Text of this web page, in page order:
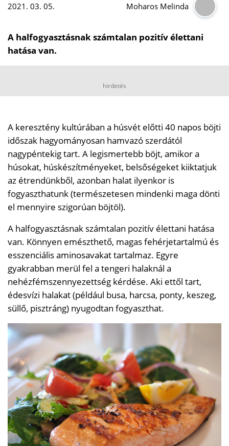
2021. 03. 05. Moharos Melinda
A halfogyasztásnak számtalan pozitív élettani
hatása van.
hirdetés
A keresztény kultúrában a húsvét előtti 40 napos böjti
időszak hagyományosan hamvazó szerdától
nagypéntekig tart. A legismertebb böjt, amikor a
húsokat, húskészítményeket, belsőségeket kiiktatjuk
az étrendünkből, azonban halat ilyenkor is
fogyaszthatunk (természetesen mindenki maga dönti
el mennyire szigorúan böjtöl).
A halfogyasztásnak számtalan pozitív élettani hatása
van. Könnyen emészthető, magas fehérjetartalmú és
esszenciális aminosavakat tartalmaz. Egyre
gyakrabban merül fel a tengeri halaknál a
nehézfémszennyezettség kérdése. Aki ettől tart,
édesvízi halakat (például busa, harcsa, ponty, keszeg,
süllő, pisztráng) nyugodtan fogyaszthat.